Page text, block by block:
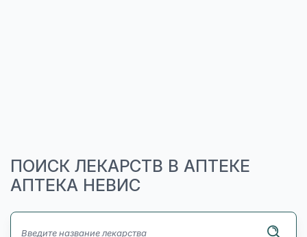
ПОИСК ЛЕКАРСТВ В АПТЕКЕ
АПТЕКА НЕВИС